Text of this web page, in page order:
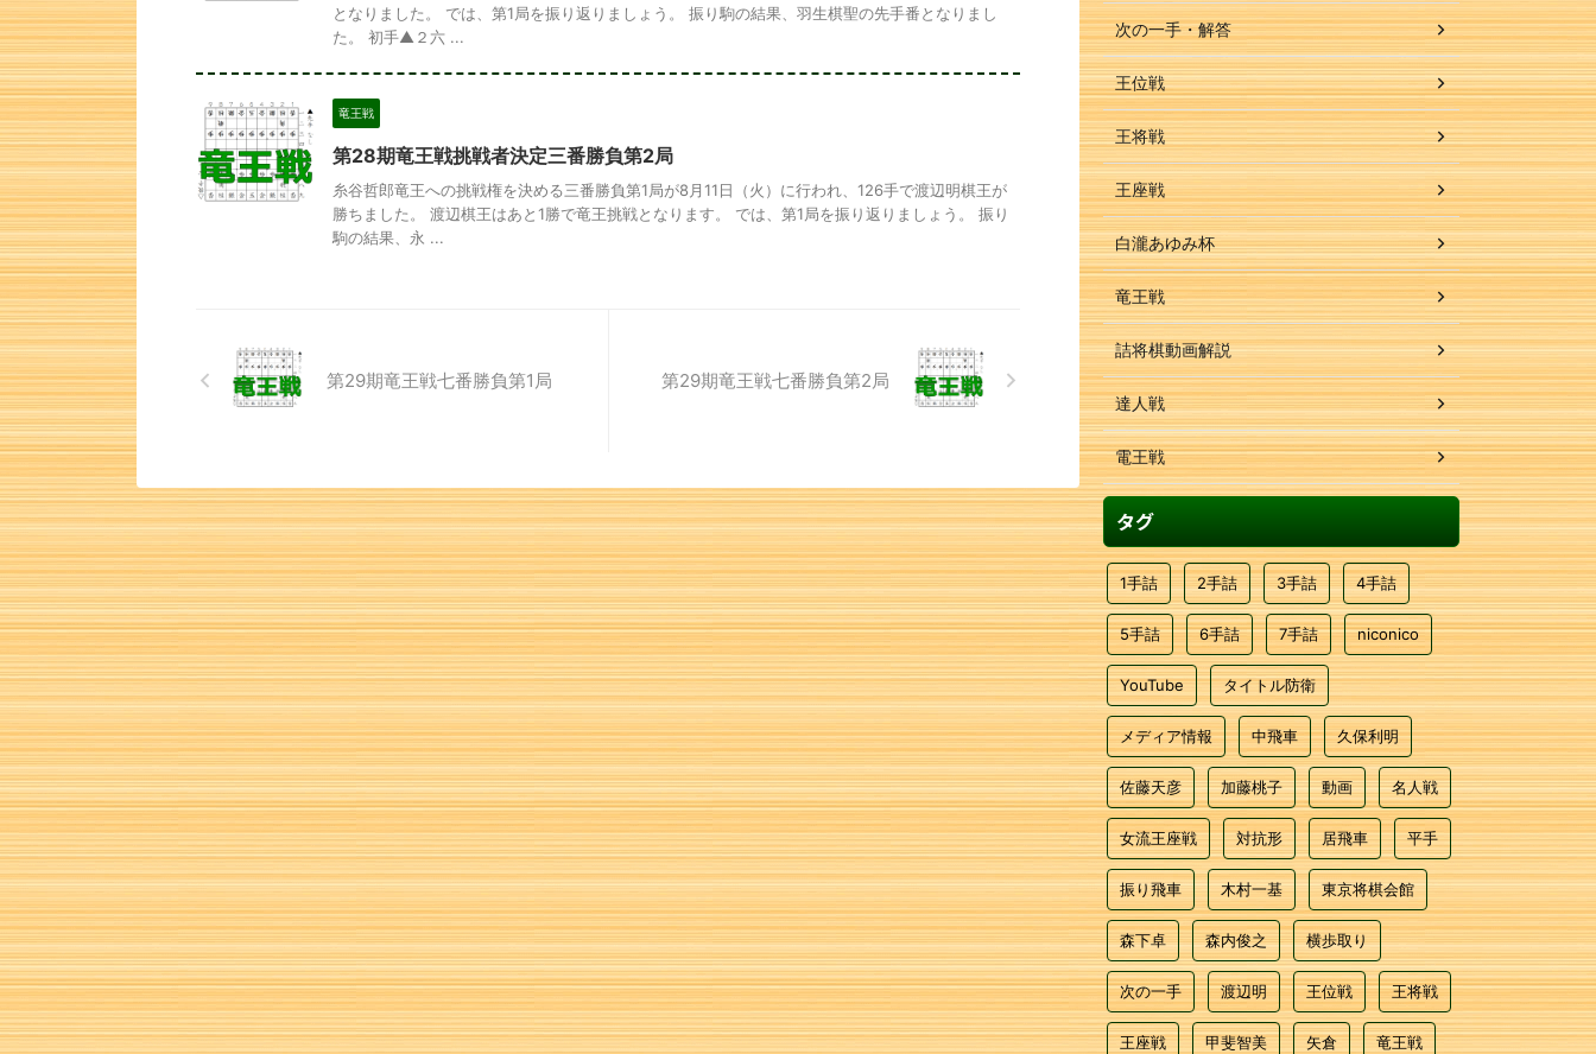
となりました。 では、第1局を振り返りましょう。 振り駒の結果、羽生棋聖の先手番となりまし
た。 初手▲２六 ...
竜王戦
第28期竜王戦挑戦者決定三番勝負第2局
糸谷哲郎竜王への挑戦権を決める三番勝負第1局が8月11日（火）に行われ、126手で渡辺明棋王が
勝ちました。 渡辺棋王はあと1勝で竜王挑戦となります。 では、第1局を振り返りましょう。 振り
駒の結果、永 ...
第29期竜王戦七番勝負第1局 第29期竜王戦七番勝負第2局
次の一手・解答
王位戦
王将戦
王座戦
白瀧あゆみ杯
竜王戦
詰将棋動画解説
達人戦
電王戦
タグ
1手詰 2手詰 3手詰 4手詰
5手詰 6手詰 7手詰 niconico
YouTube タイトル防衛
メディア情報 中飛車 久保利明
佐藤天彦 加藤桃子 動画 名人戦
女流王座戦 対抗形 居飛車 平手
振り飛車 木村一基 東京将棋会館
森下卓 森内俊之 横歩取り
次の一手 渡辺明 王位戦 王将戦
王座戦 甲斐智美 矢倉 竜王戦